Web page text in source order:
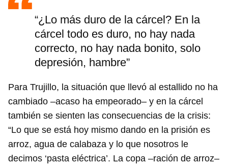
“¿Lo más duro de la cárcel? En la
cárcel todo es duro, no hay nada
correcto, no hay nada bonito, solo
depresión, hambre”
Para Trujillo, la situación que llevó al estallido no ha
cambiado –acaso ha empeorado– y en la cárcel
también se sienten las consecuencias de la crisis:
“Lo que se está hoy mismo dando en la prisión es
arroz, agua de calabaza y lo que nosotros le
decimos ‘pasta eléctrica’. La copa –ración de arroz–